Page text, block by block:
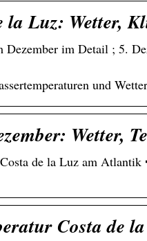
la Luz: Wetter,
im Detail ; 5.
und
Wetter,
de la Luz am
Costa de